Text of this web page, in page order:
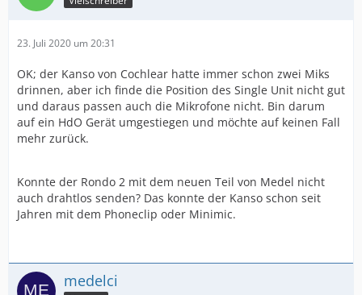
23. Juli 2020 um 20:31
OK; der Kanso von Cochlear hatte immer schon zwei Miks
drinnen, aber ich finde die Position des Single Unit nicht gut
und daraus passen auch die Mikrofone nicht. Bin darum
auf ein HdO Gerät umgestiegen und möchte auf keinen Fall
mehr zurück.
Konnte der Rondo 2 mit dem neuen Teil von Medel nicht
auch drahtlos senden? Das konnte der Kanso schon seit
Jahren mit dem Phoneclip oder Minimic.
medelci